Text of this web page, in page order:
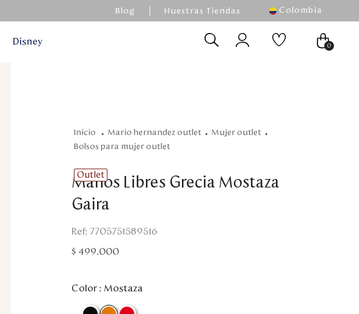
Blog Nuestras Tiendas Colombia
Disney 0
mario hernandez outlet
mujer outlet
bolsos para mujer outlet
Outlet
Manos Libres Grecia Mostaza
Gaira
: 7705751589516
$ 499.000
Color : Mostaza